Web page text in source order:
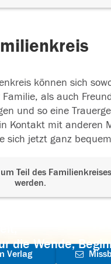
können sich
als auch
und so eine
Kontakt mit anderen
sich jetzt ganz
Teil des
werden.
die Wende,
Verlag